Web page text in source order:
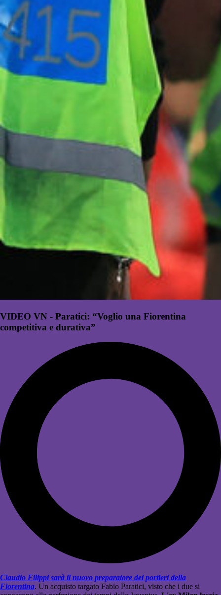
VIDEO VN - Paratici: “Voglio una Fiorentina
competitiva e durativa”
Claudio Filippi sarà il nuovo preparatore dei portieri della
Fiorentina. Un acquisto targato Fabio Paratici, visto che i due si